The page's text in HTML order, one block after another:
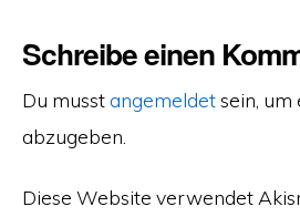
Schreibe einen
Du musstangemeldetsein, um
abzugeben.
Diese Website verwendet